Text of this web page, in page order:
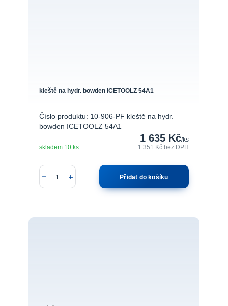
kleště na hydr. bowden ICETOOLZ 54A1
Číslo produktu: 10-906-PF kleště na hydr.
bowden ICETOOLZ 54A1
1 635 Kč/ks
1 351 Kč bez DPH
skladem 10 ks
Přidat do košíku